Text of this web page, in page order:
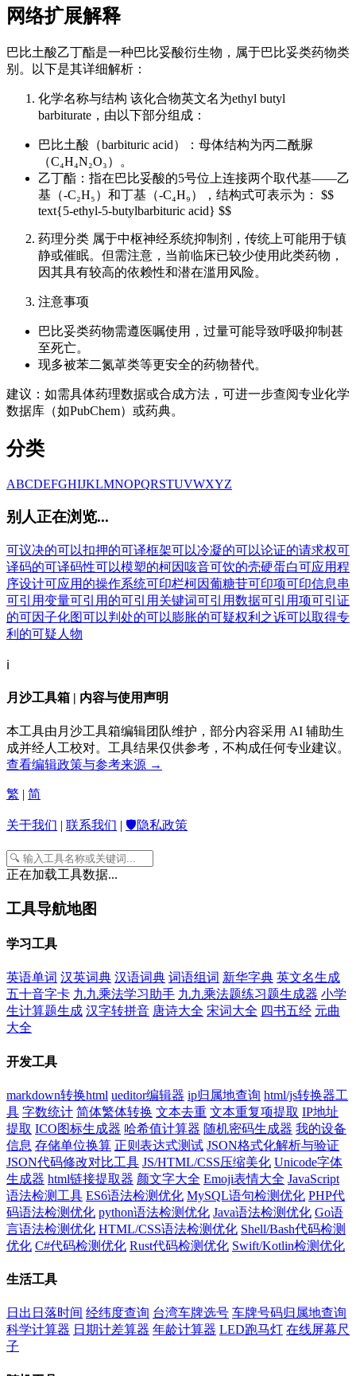
网络扩展解释
巴比土酸乙丁酯是一种巴比妥酸衍生物，属于巴比妥类药物类
别。以下是其详细解析：
化学名称与结构 该化合物英文名为ethyl butyl
barbiturate，由以下部分组成：
巴比土酸（barbituric acid）：母体结构为丙二酰脲
（C₄H₄N₂O₃）。
乙丁酯：指在巴比妥酸的5号位上连接两个取代基——乙
基（-C₂H₅）和丁基（-C₄H₉），结构式可表示为： $$
text{5-ethyl-5-butylbarbituric acid} $$
药理分类 属于中枢神经系统抑制剂，传统上可能用于镇
静或催眠。但需注意，当前临床已较少使用此类药物，
因其具有较高的依赖性和潜在滥用风险。
注意事项
巴比妥类药物需遵医嘱使用，过量可能导致呼吸抑制甚
至死亡。
现多被苯二氮䓬类等更安全的药物替代。
建议：如需具体药理数据或合成方法，可进一步查阅专业化学
数据库（如PubChem）或药典。
分类
ABCDEFGHIJKLMNOPQRSTUVWXYZ
别人正在浏览...
可议决的可以扣押的可译框架可以冷凝的可以论证的请求权可
译码的可译码性可以模塑的柯因 咳音可饮的壳硬蛋白可应用程
序设计可应用的操作系统可印栏柯因葡糖苷可印项可印信息串
可引用变量可引用的可引用关键词可引用数据可引用项可引证
的可因子化图可以判处的可以膨胀的可疑权利之诉可以取得专
利的可疑人物
ℹ️
月沙工具箱 | 内容与使用声明
本工具由月沙工具箱编辑团队维护，部分内容采用 AI 辅助生
成并经人工校对。工具结果仅供参考，不构成任何专业建议。
查看编辑政策与参考来源 →
繁 | 简
关于我们 | 联系我们 | 🛡️隐私政策
正在加载工具数据...
工具导航地图
学习工具
英语单词 汉英词典 汉语词典 词语组词 新华字典 英文名生成
五十音字卡 九九乘法学习助手 九九乘法题练习题生成器 小学
生计算题生成 汉字转拼音 唐诗大全 宋词大全 四书五经 元曲
大全
开发工具
markdown转换html ueditor编辑器 ip归属地查询 html/js转换器工
具 字数统计 简体繁体转换 文本去重 文本重复项提取 IP地址
提取 ICO图标生成器 哈希值计算器 随机密码生成器 我的设备
信息 存储单位换算 正则表达式测试 JSON格式化解析与验证
JSON代码修改对比工具 JS/HTML/CSS压缩美化 Unicode字体
生成器 html链接提取器 颜文字大全 Emoji表情大全 JavaScript
语法检测工具 ES6语法检测优化 MySQL语句检测优化 PHP代
码语法检测优化 python语法检测优化 Java语法检测优化 Go语
言语法检测优化 HTML/CSS语法检测优化 Shell/Bash代码检测
优化 C#代码检测优化 Rust代码检测优化 Swift/Kotlin检测优化
生活工具
日出日落时间 经纬度查询 台湾车牌选号 车牌号码归属地查询
科学计算器 日期计差算器 年龄计算器 LED跑马灯 在线屏幕尺
子